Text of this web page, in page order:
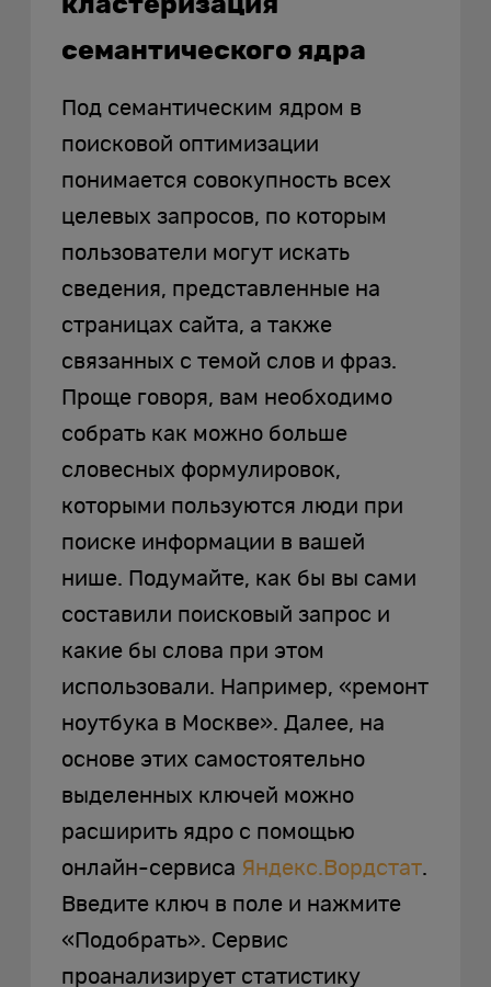
семантического ядра
Под семантическим ядром в
поисковой оптимизации
понимается совокупность всех
целевых запросов, по которым
пользователи могут искать
сведения, представленные на
страницах сайта, а также
связанных с темой слов и фраз.
Проще говоря, вам необходимо
собрать как можно больше
словесных формулировок,
которыми пользуются люди при
поиске информации в вашей
нише. Подумайте, как бы вы сами
составили поисковый запрос и
какие бы слова при этом
использовали. Например, «ремонт
ноутбука в Москве». Далее, на
основе этих самостоятельно
выделенных ключей можно
расширить ядро с помощью
онлайн-сервиса Яндекс.Вордстат.
Введите ключ в поле и нажмите
«Подобрать». Сервис
проанализирует статистику